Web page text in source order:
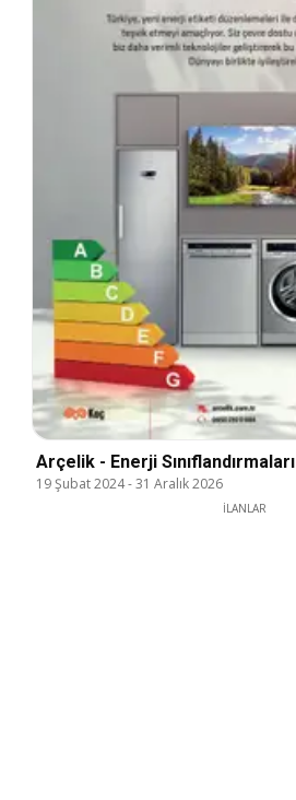
Arçelik - Enerji Sınıflandırmaları
19 Şubat 2024-31 Aralık 2026
İLANLAR